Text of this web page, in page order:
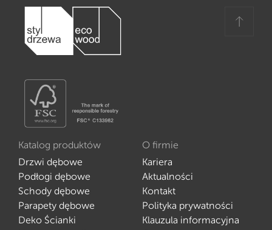
Katalog produktów
Drzwi dębowe
Podłogi dębowe
Schody dębowe
Parapety dębowe
Deko Ścianki
O firmie
Kariera
Aktualności
Kontakt
Polityka prywatności
Klauzula informacyjna